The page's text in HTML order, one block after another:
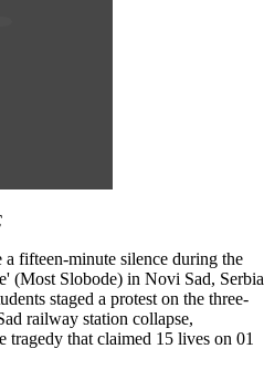
a fifteen-minute silence during the
(Most Slobode) in Novi Sad,
staged a protest on the three-
railway station collapse,
that claimed 15 lives on 01